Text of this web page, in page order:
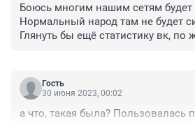
Боюсь многим нашим сетям будет
Нормальный народ там не будет
Глянуть бы ещё статистику вк, по
Гость
30 июня 2023, 00:02
а что, такая была? Пользовалась